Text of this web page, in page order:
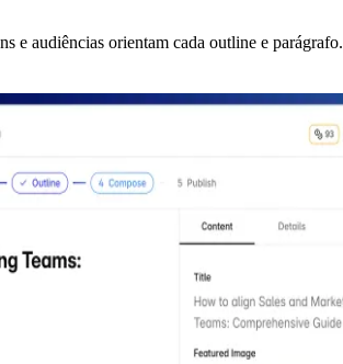
e audiências orientam cada outline e parágrafo.